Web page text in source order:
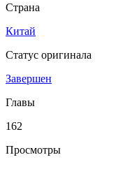
Страна
Китай
Статус оригинала
Завершен
Главы
162
Просмотры